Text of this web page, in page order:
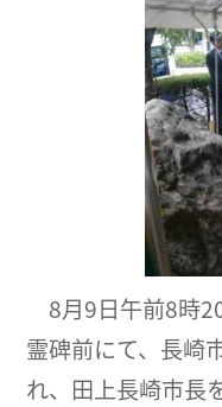
8月9日午前8時
霊碑前にて、長崎
れ、田上長崎市長